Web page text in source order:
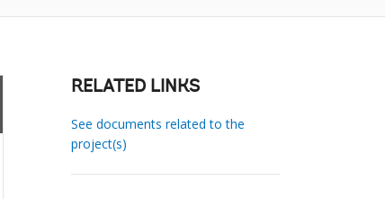
RELATED LINKS
See documents related to the
project(s)